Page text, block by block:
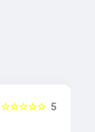
5
☆☆☆☆☆